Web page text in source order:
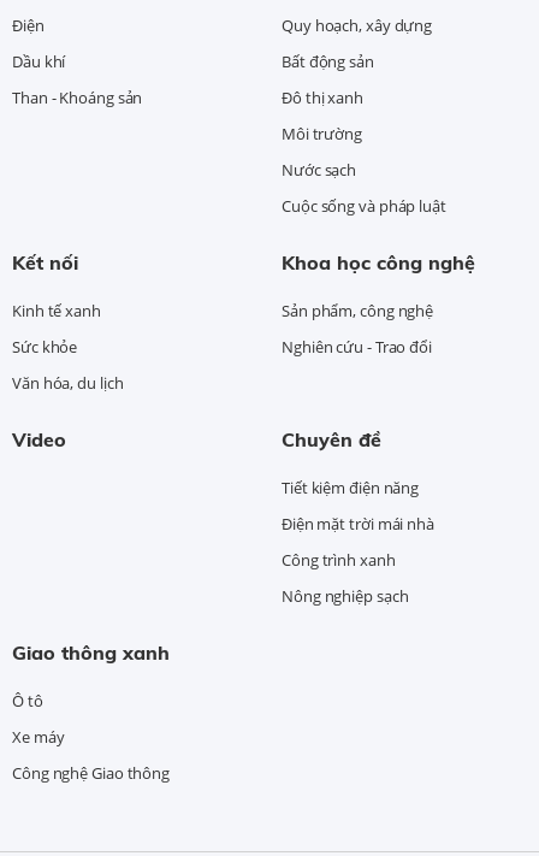
Điện
Dầu khí
Than - Khoáng sản
Quy hoạch, xây dựng
Bất động sản
Đô thị xanh
Môi trường
Nước sạch
Cuộc sống và pháp luật
Kết nối
Kinh tế xanh
Sức khỏe
Văn hóa, du lịch
Khoa học công nghệ
Sản phẩm, công nghệ
Nghiên cứu - Trao đổi
Video Chuyên đề
Tiết kiệm điện năng
Điện mặt trời mái nhà
Công trình xanh
Nông nghiệp sạch
Giao thông xanh
Ô tô
Xe máy
Công nghệ Giao thông